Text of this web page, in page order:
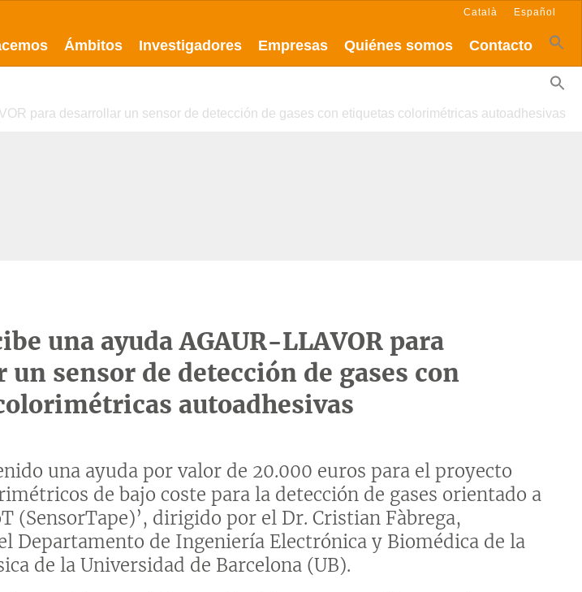
Ámbitos Investigadores Empresas Quiénes somos Contacto
Català Español
para desarrollar un sensor de detección de gases con etiquetas colorimétricas autoadhesivas
una ayuda AGAUR-LLAVOR para
un sensor de detección de gases con
autoadhesivas
una ayuda por valor de 20.000 euros para el proyecto
de bajo coste para la detección de gases orientado a
(SensorTape)’, dirigido por el Dr. Cristian Fàbrega,
Departamento de Ingeniería Electrónica y Biomédica de la
de la Universidad de Barcelona (UB).